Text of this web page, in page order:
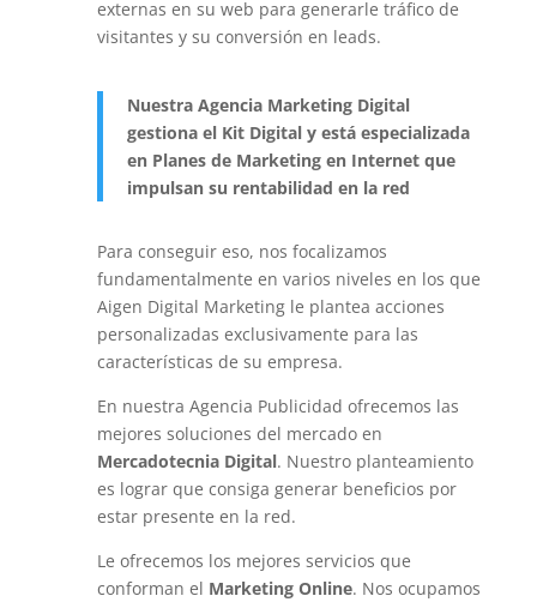
externas en su web para generarle tráfico de
visitantes y su conversión en leads.
Nuestra Agencia Marketing Digital
gestiona el Kit Digital y está especializada
en Planes de Marketing en Internet que
impulsan su rentabilidad en la red
Para conseguir eso, nos focalizamos
fundamentalmente en varios niveles en los que
Aigen Digital Marketing le plantea acciones
personalizadas exclusivamente para las
características de su empresa.
En nuestra Agencia Publicidad ofrecemos las
mejores soluciones del mercado en
Mercadotecnia Digital. Nuestro planteamiento
es lograr que consiga generar beneficios por
estar presente en la red.
Le ofrecemos los mejores servicios que
conforman el Marketing Online. Nos ocupamos